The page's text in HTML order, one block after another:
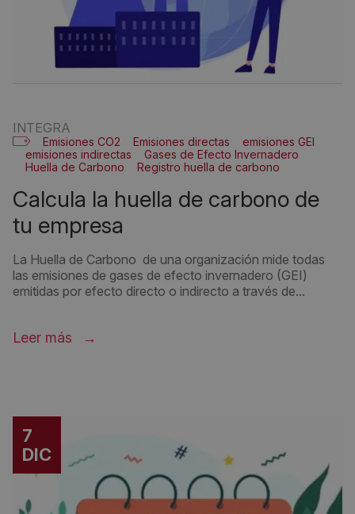
INTEGRA
Emisiones CO2 Emisiones directas
emisiones GEI
emisiones indirectas
Gases de Efecto Invernadero
Huella de Carbono
Registro huella de carbono
calcula la huella de carbono de
tu empresa
La Huella de Carbono de una organización mide todas
las emisiones de gases de efecto invernadero (GEI)
emitidas por efecto directo o indirecto a través de...
Leer más
7
DIC